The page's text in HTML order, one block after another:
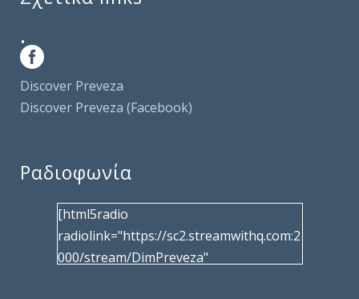
.
Discover Preveza
Discover Preveza (Facebook)
Ραδιοφωνία
[html5radio
radiolink="https://sc2.streamwithq.com:2
000/stream/DimPreveza"